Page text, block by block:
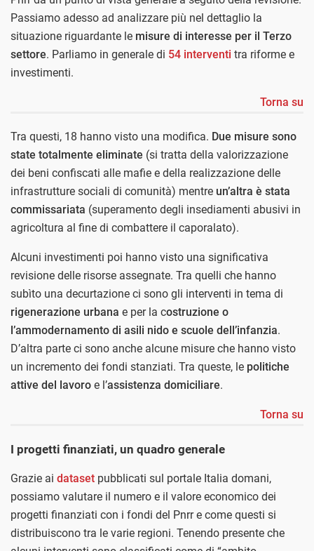
Passiamo adesso ad analizzare più nel dettaglio la
situazione riguardante le misure di interesse per il Terzo
settore. Parliamo in generale di 54 interventi tra riforme e
investimenti.
Torna su
Tra questi, 18 hanno visto una modifica. Due misure sono
state totalmente eliminate (si tratta della valorizzazione
dei beni confiscati alle mafie e della realizzazione delle
infrastrutture sociali di comunità) mentre un’altra è stata
commissariata (superamento degli insediamenti abusivi in
agricoltura al fine di combattere il caporalato).
Alcuni investimenti poi hanno visto una significativa
revisione delle risorse assegnate. Tra quelli che hanno
subìto una decurtazione ci sono gli interventi in tema di
rigenerazione urbana e per la costruzione o
l’ammodernamento di asili nido e scuole dell’infanzia.
D’altra parte ci sono anche alcune misure che hanno visto
un incremento dei fondi stanziati. Tra queste, le politiche
attive del lavoro e l’assistenza domiciliare.
Torna su
I progetti finanziati, un quadro generale
Grazie ai dataset pubblicati sul portale Italia domani,
possiamo valutare il numero e il valore economico dei
progetti finanziati con i fondi del Pnrr e come questi si
distribuiscono tra le varie regioni. Tenendo presente che